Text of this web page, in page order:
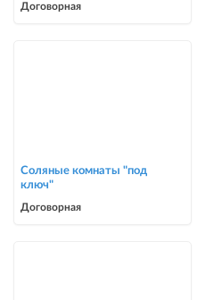
Договорная
Соляные комнаты "под
ключ"
Договорная